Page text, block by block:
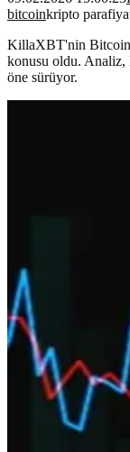
bitcoinkripto para
KillaXBT'nin Bitcoin
konusu oldu. Analiz,
öne sürüyor.